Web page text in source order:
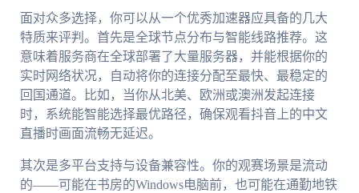
面对众多选择，你可以从一个优秀加速器应具备的几大
特质来评判。首先是全球节点分布与智能线路推荐。这
意味着服务商在全球部署了大量服务器，并能根据你的
实时网络状况，自动将你的连接分配至最快、最稳定的
回国通道。比如，当你从北美、欧洲或澳洲发起连接
时，系统能智能选择最优路径，确保观看抖音上的中文
直播时画面流畅无延迟。
其次是多平台支持与设备兼容性。你的观赛场景是流动
的——可能在书房的Windows电脑前，也可能在通勤地铁